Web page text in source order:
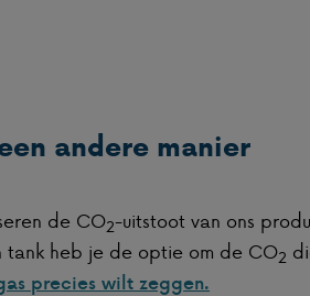
andere manier
de CO2-uitstoot van ons
tank heb je de optie om de CO2
precies wilt zeggen.